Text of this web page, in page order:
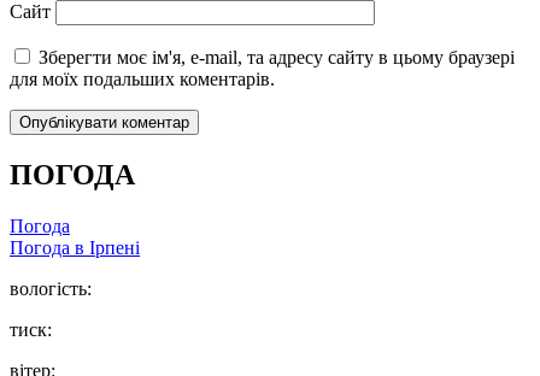
Сайт
Зберегти моє ім'я, e-mail, та адресу сайту в цьому браузері
для моїх подальших коментарів.
ПОГОДА
Погода
Погода в Ірпені
вологість:
тиск:
вітер: